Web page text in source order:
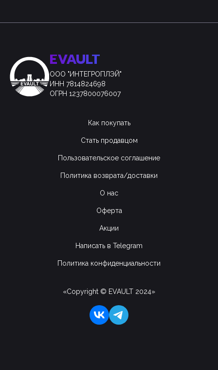
EVAULT
ООО "ИНТЕГРОПЛЭЙ"
ИНН 7814824698
ОГРН 1237800076007
Как покупать
Стать продавцом
Пользовательское соглашение
Политика возврата/доставки
О нас
Оферта
Акции
Написать в Telegram
Политика конфиденциальности
«Copyright © EVAULT 2024»